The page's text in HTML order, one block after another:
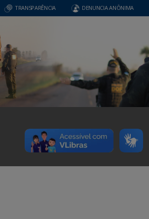
TRANSPARÊNCIA DENUNCIA ANÔNIMA